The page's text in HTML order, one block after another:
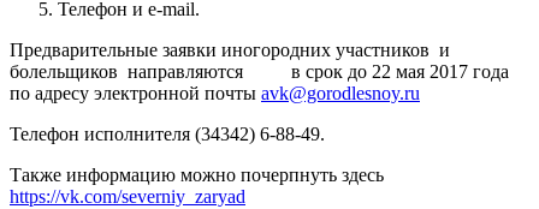
Телефон и e-mail.
Предварительные заявки иногородних участников и
болельщиков направляются в срок до 22 мая 2017 года
по адресу электронной почты avk@gorodlesnoy.ru
Телефон исполнителя (34342) 6-88-49.
Также информацию можно почерпнуть здесь
https://vk.com/severniy_zaryad